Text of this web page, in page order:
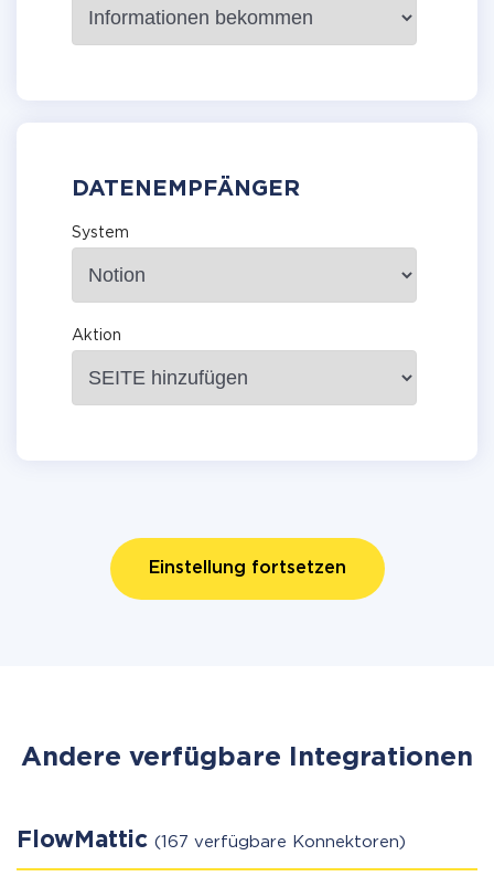
DATENEMPFÄNGER
System
Aktion
Einstellung fortsetzen
Andere verfügbare Integrationen
FlowMattic (167 verfügbare Konnektoren)